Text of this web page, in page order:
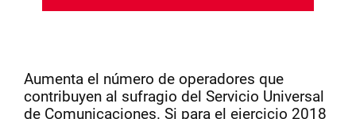
Aumenta el número de operadores que
contribuyen al sufragio del Servicio Universal
de Comunicaciones. Si para el ejercicio 2018